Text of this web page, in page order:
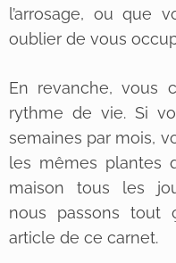
l’arrosage, ou que
oublier de vous
En revanche, vous
rythme de vie. Si
semaines par mois,
les mêmes plantes
maison tous les
nous passons tout
article de ce carnet.